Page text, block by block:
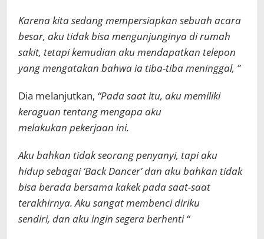
Karena kita sedang mempersiapkan sebuah acara
besar, aku tidak bisa mengunjunginya di rumah
sakit, tetapi kemudian aku mendapatkan telepon
yang mengatakan bahwa ia tiba-tiba meninggal, ”
Dia melanjutkan, “Pada saat itu, aku memiliki
keraguan tentang mengapa aku
melakukan pekerjaan ini.
Aku bahkan tidak seorang penyanyi, tapi aku
hidup sebagai‘Back Dancer’ dan aku bahkan tidak
bisa berada bersama kakek pada saat-saat
terakhirnya. Aku sangat membenci diriku
sendiri, dan aku ingin segera berhenti “